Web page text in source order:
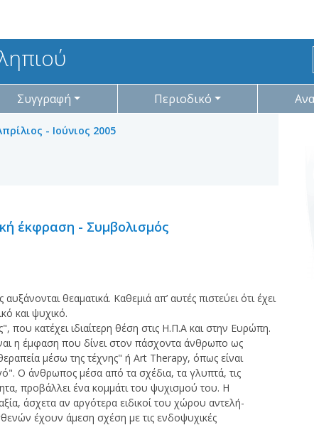
Συγγραφή Περιοδικό
- Ιούνιος 2005
έκφραση - Συμβολισμός
θεαματικά. Καθεμιά απ’ αυτές πιστεύει ότι έχει
και ψυχικό.
που κατέχει ιδιαίτερη θέση στις Η.Π.Α και στην Ευρώπη.
η έμφαση που δίνει στον πάσχοντα άνθρωπο ως
μέσω της τέχνης" ή Art Therapy, όπως είναι
Ο άνθρωπος μέσα από τα σχέδια, τα γλυπτά, τις
προβάλλει ένα κομμάτι του ψυχισμού του. Η
άσχετα αν αργότερα ειδικοί του χώρου αντελή-
έχουν άμεση σχέση με τις ενδοψυχικές